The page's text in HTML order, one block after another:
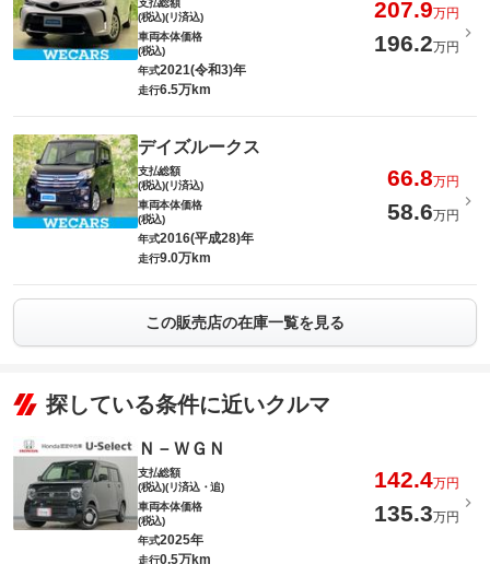
(税込)(リ済込)
207.9万円
車両本体価格
(税込)
196.2万円
年式2021(令和3)年
走行6.5万km
デイズルークス
支払総額
(税込)(リ済込)
66.8万円
車両本体価格
(税込)
58.6万円
年式2016(平成28)年
走行9.0万km
この販売店の在庫一覧を見る
探している条件に近いクルマ
Ｎ－ＷＧＮ
支払総額
(税込)(リ済込・追)
142.4万円
車両本体価格
(税込)
135.3万円
年式2025年
走行0.5万km